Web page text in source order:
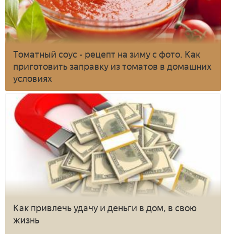
Томатный соус - рецепт на зиму с фото. Как
приготовить заправку из томатов в домашних
условиях
Как привлечь удачу и деньги в дом, в свою
жизнь